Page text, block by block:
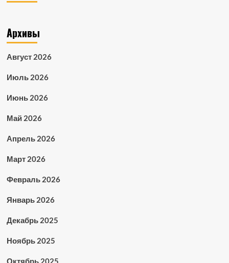
Архивы
Август 2026
Июль 2026
Июнь 2026
Май 2026
Апрель 2026
Март 2026
Февраль 2026
Январь 2026
Декабрь 2025
Ноябрь 2025
Октябрь 2025